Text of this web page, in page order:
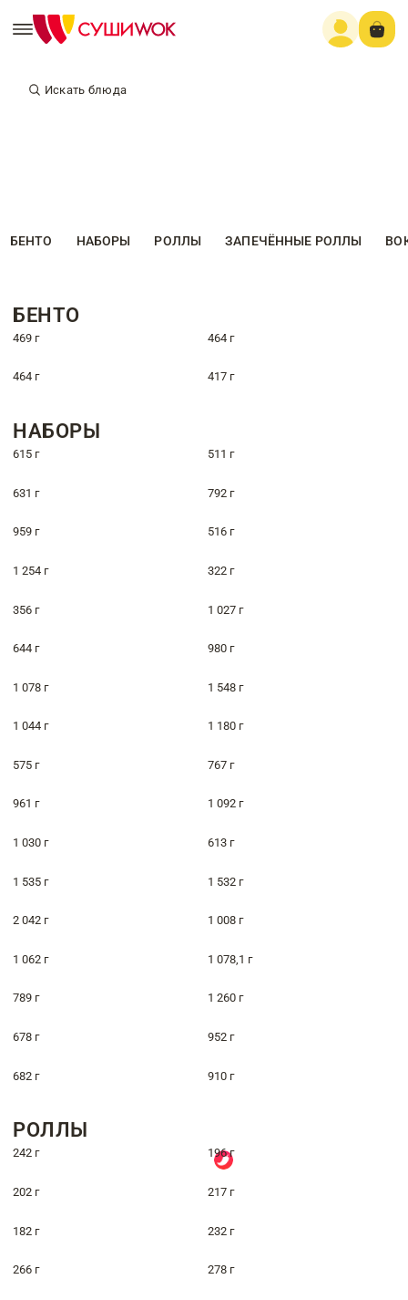
Искать блюда
БЕНТО НАБОРЫ РОЛЛЫ ЗАПЕЧЁННЫЕ РОЛЛЫ
БЕНТО
469 г 464 г
464 г 417 г
НАБОРЫ
615 г 511 г
631 г 792 г
959 г 516 г
1 254 г 322 г
356 г 1 027 г
644 г 980 г
1 078 г 1 548 г
1 044 г 1 180 г
575 г 767 г
961 г 1 092 г
1 030 г 613 г
1 535 г 1 532 г
2 042 г 1 008 г
1 062 г 1 078,1 г
789 г 1 260 г
678 г 952 г
682 г 910 г
РОЛЛЫ
242 г 196 г
202 г 217 г
182 г 232 г
266 г 278 г